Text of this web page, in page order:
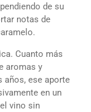
de su
notas de
Cuanto más
aromas y
años, ese aporte
en un
vino sin